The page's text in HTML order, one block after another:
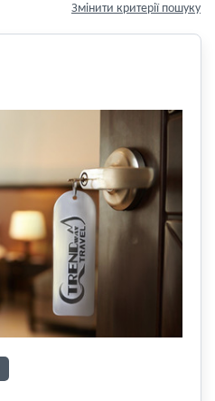
Змінити критерії пошуку